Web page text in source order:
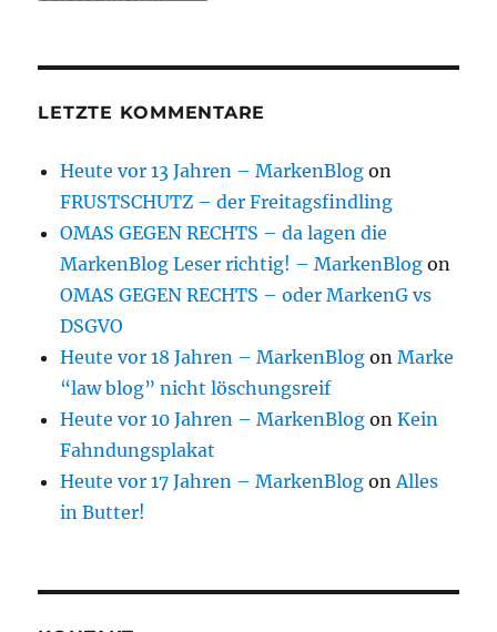
LETZTE KOMMENTARE
Heute vor 13 Jahren – MarkenBlog on
FRUSTSCHUTZ – der Freitagsfindling
OMAS GEGEN RECHTS – da lagen die
MarkenBlog Leser richtig! – MarkenBlog on
OMAS GEGEN RECHTS – oder MarkenG vs
DSGVO
Heute vor 18 Jahren – MarkenBlog onMarke
“law blog” nicht löschungsreif
Heute vor 10 Jahren – MarkenBlog onKein
Fahndungsplakat
Heute vor 17 Jahren – MarkenBlog onAlles
in Butter!